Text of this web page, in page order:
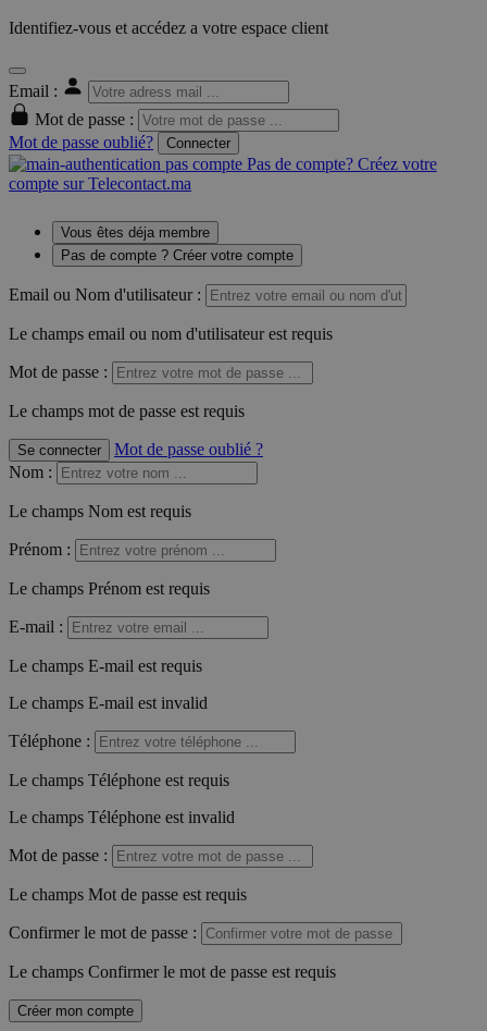
Identifiez-vous et accédez a votre espace client
Email :
Mot de passe :
Mot de passe oublié?
Connecter
Pas de compte? Créez votre
compte sur Telecontact.ma
Vous êtes déja membre
Pas de compte ? Créer votre compte
Email ou Nom d'utilisateur :
Le champs email ou nom d'utilisateur est requis
Mot de passe :
Le champs mot de passe est requis
Se connecter
Mot de passe oublié ?
Nom :
Le champs Nom est requis
Prénom :
Le champs Prénom est requis
E-mail :
Le champs E-mail est requis
Le champs E-mail est invalid
Téléphone :
Le champs Téléphone est requis
Le champs Téléphone est invalid
Mot de passe :
Le champs Mot de passe est requis
Confirmer le mot de passe :
Le champs Confirmer le mot de passe est requis
Créer mon compte